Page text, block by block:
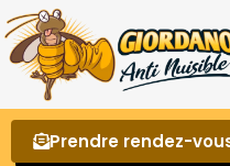
Prendre rendez-